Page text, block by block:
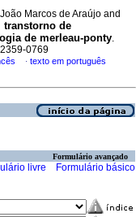
Marcos de Araújo and
transtorno de
de merleau-ponty.
0769
· texto em português
Formulário avançado
livre Formulário básico